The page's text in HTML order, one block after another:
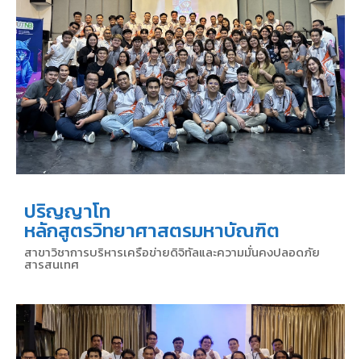
ปริญญาโท
หลักสูตรวิทยาศาสตรมหาบัณฑิต
สาขาวิชาการบริหารเครือข่ายดิจิทัลและความมั่นคงปลอดภัย
สารสนเทศ